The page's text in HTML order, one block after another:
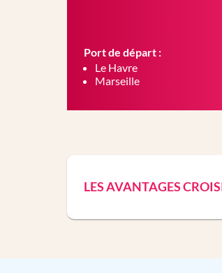
Port de départ :
Le Havre
Marseille
LES AVANTAGES